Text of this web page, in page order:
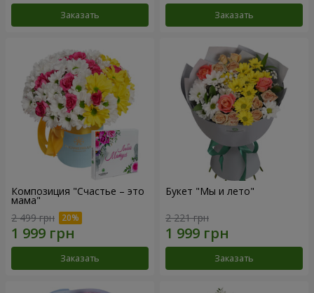
Заказать Заказать
Композиция "Счастье – это
мама"
2 499 грн
Заказать
Букет "Мы и лето"
2 221 грн
Заказать